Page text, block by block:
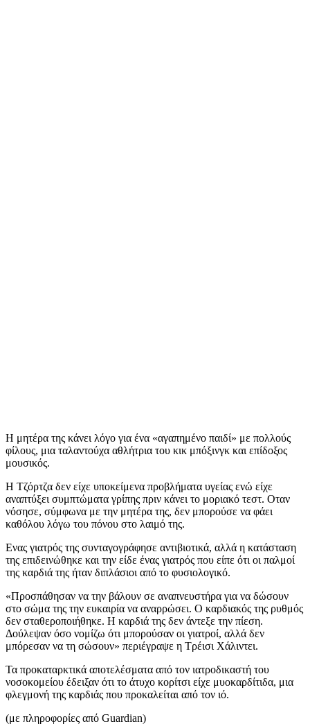
Η μητέρα της κάνει λόγο για ένα «αγαπημένο παιδί» με πολλούς
φίλους, μια ταλαντούχα αθλήτρια του κικ μπόξινγκ και επίδοξος
μουσικός.
Η Τζόρτζα δεν είχε υποκείμενα προβλήματα υγείας ενώ είχε
αναπτύξει συμπτώματα γρίπης πριν κάνει το μοριακό τεστ. Οταν
νόσησε, σύμφωνα με την μητέρα της, δεν μπορούσε να φάει
καθόλου λόγω του πόνου στο λαιμό της.
Ενας γιατρός της συνταγογράφησε αντιβιοτικά, αλλά η κατάσταση
της επιδεινώθηκε και την είδε ένας γιατρός που είπε ότι οι παλμοί
της καρδιά της ήταν διπλάσιοι από το φυσιολογικό.
«Προσπάθησαν να την βάλουν σε αναπνευστήρα για να δώσουν
στο σώμα της την ευκαιρία να αναρρώσει. Ο καρδιακός της ρυθμός
δεν σταθεροποιήθηκε. Η καρδιά της δεν άντεξε την πίεση.
Δούλεψαν όσο νομίζω ότι μπορούσαν οι γιατροί, αλλά δεν
μπόρεσαν να τη σώσουν» περιέγραψε η Τρέισι Χάλιντει.
Τα προκαταρκτικά αποτελέσματα από τον ιατροδικαστή του
νοσοκομείου έδειξαν ότι το άτυχο κορίτσι είχε μυοκαρδίτιδα, μια
φλεγμονή της καρδιάς που προκαλείται από τον ιό.
(με πληροφορίες από Guardian)